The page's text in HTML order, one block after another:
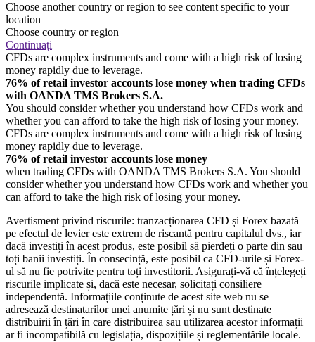
Choose another country or region to see content specific to your
location
Choose country or region
Continuați
CFDs are complex instruments and come with a high risk of losing
money rapidly due to leverage.
76% of retail investor accounts lose money when trading CFDs
with OANDA TMS Brokers S.A.
You should consider whether you understand how CFDs work and
whether you can afford to take the high risk of losing your money.
CFDs are complex instruments and come with a high risk of losing
money rapidly due to leverage.
76% of retail investor accounts lose money
when trading CFDs with OANDA TMS Brokers S.A. You should
consider whether you understand how CFDs work and whether you
can afford to take the high risk of losing your money.
Avertisment privind riscurile: tranzacționarea CFD și Forex bazată
pe efectul de levier este extrem de riscantă pentru capitalul dvs., iar
dacă investiți în acest produs, este posibil să pierdeți o parte din sau
toți banii investiți. În consecință, este posibil ca CFD-urile și Forex-
ul să nu fie potrivite pentru toți investitorii. Asigurați-vă că înțelegeți
riscurile implicate și, dacă este necesar, solicitați consiliere
independentă. Informațiile conținute de acest site web nu se
adresează destinatarilor unei anumite țări și nu sunt destinate
distribuirii în țări în care distribuirea sau utilizarea acestor informații
ar fi incompatibilă cu legislația, dispozițiile și reglementările locale.